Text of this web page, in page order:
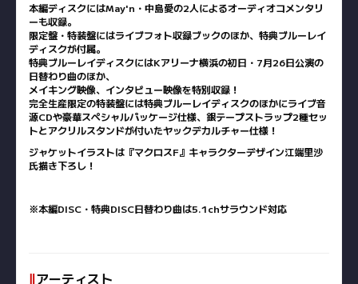
本編ディスクにはMay'n・中島愛の2人によるオーディオコメンタリ
ーも収録。
限定盤・特装盤にはライブフォト収録ブックのほか、特典ブルーレイ
ディスクが付属。
特典ブルーレイディスクにはKアリーナ横浜の初日・7月26日公演の
日替わり曲のほか、
メイキング映像、インタビュー映像を特別収録！
完全生産限定の特装盤には特典ブルーレイディスクのほかにライブ音
源CDや豪華スペシャルパッケージ仕様、銀テープストラップ2種セッ
トとアクリルスタンドが付いたヤックデカルチャー仕様！
ジャケットイラストは『マクロスF』キャラクターデザイン江端里沙
氏描き下ろし！
※本編DISC・特典DISC日替わり曲は5.1chサラウンド対応
‖アーティスト